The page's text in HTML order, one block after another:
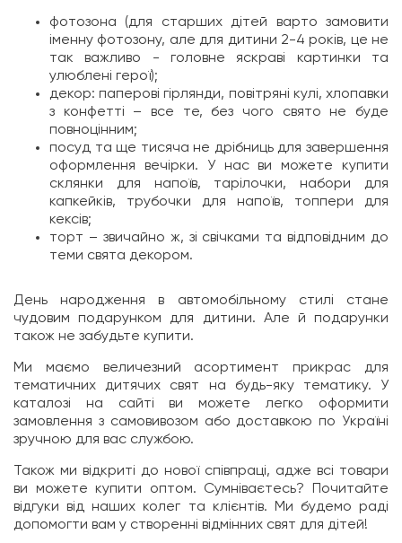
фотозона (для старших дітей варто замовити
іменну фотозону, але для дитини 2-4 років, це не
так важливо - головне яскраві картинки та
улюблені герої);
декор: паперові гірлянди, повітряні кулі, хлопавки
з конфетті – все те, без чого свято не буде
повноцінним;
посуд та ще тисяча не дрібниць для завершення
оформлення вечірки. У нас ви можете купити
склянки для напоїв, тарілочки, набори для
капкейків, трубочки для напоїв, топпери для
кексів;
торт – звичайно ж, зі свічками та відповідним до
теми свята декором.
День народження в автомобільному стилі стане
чудовим подарунком для дитини. Але й подарунки
також не забудьте купити.
Ми маємо величезний асортимент прикрас для
тематичних дитячих свят на будь-яку тематику. У
каталозі на сайті ви можете легко оформити
замовлення з самовивозом або доставкою по Україні
зручною для вас службою.
Також ми відкриті до нової співпраці, адже всі товари
ви можете купити оптом. Сумніваєтесь? Почитайте
відгуки від наших колег та клієнтів. Ми будемо раді
допомогти вам у створенні відмінних свят для дітей!